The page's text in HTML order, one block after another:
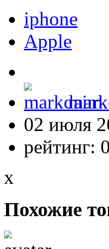
iphone
Apple
02 июля
рейтинг: 0
x
Похожие